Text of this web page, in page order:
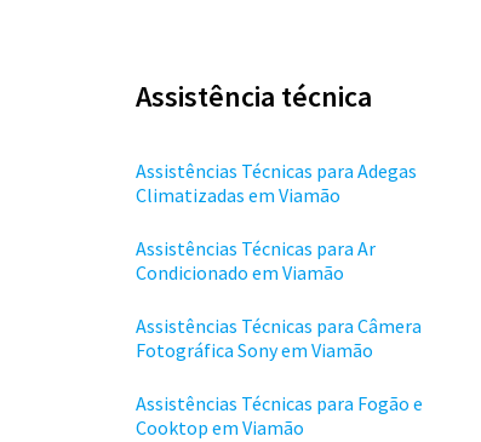
Assistência técnica
Assistências Técnicas para Adegas
Climatizadas em Viamão
Assistências Técnicas para Ar
Condicionado em Viamão
Assistências Técnicas para Câmera
Fotográfica Sony em Viamão
Assistências Técnicas para Fogão e
Cooktop em Viamão